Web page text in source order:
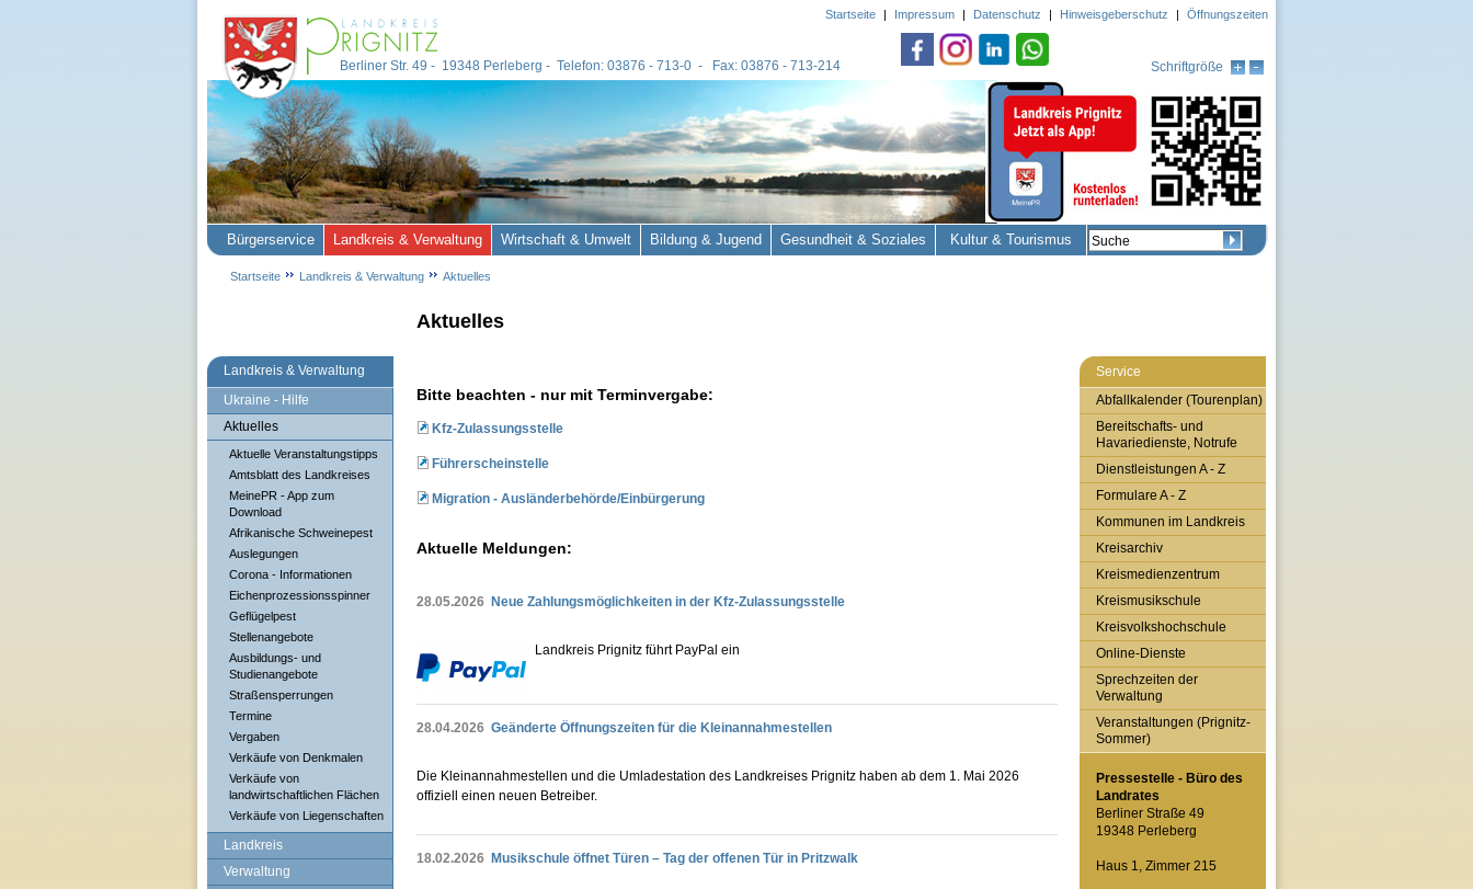
Landkreis & Verwaltung
Ukraine - Hilfe
Aktuelles
Aktuelle Veranstaltungstipps
Amtsblatt des Landkreises
MeinePR - App zum
Download
Afrikanische Schweinepest
Auslegungen
Corona - Informationen
Eichenprozessionsspinner
Geflügelpest
Stellenangebote
Ausbildungs- und
Studienangebote
Straßensperrungen
Termine
Vergaben
Verkäufe von Denkmalen
Verkäufe von
landwirtschaftlichen Flächen
Verkäufe von Liegenschaften
Landkreis
Verwaltung
Aktuelles
Bitte beachten - nur mit Terminvergabe:
Kfz-Zulassungsstelle
Führerscheinstelle
Migration - Ausländerbehörde/Einbürgerung
Aktuelle Meldungen:
28.05.2026 Neue Zahlungsmöglichkeiten in der Kfz-Zulassungsstelle
Landkreis Prignitz führt PayPal ein
28.04.2026 Geänderte Öffnungszeiten für die Kleinannahmestellen
Die Kleinannahmestellen und die Umladestation des Landkreises Prignitz haben ab dem 1. Mai 2026
offiziell einen neuen Betreiber.
18.02.2026 Musikschule öffnet Türen – Tag der offenen Tür in Pritzwalk
Service
Abfallkalender (Tourenplan)
Bereitschafts- und
Havariedienste, Notrufe
Dienstleistungen A - Z
Formulare A - Z
Kommunen im Landkreis
Kreisarchiv
Kreismedienzentrum
Kreismusikschule
Kreisvolkshochschule
Online-Dienste
Sprechzeiten der
Verwaltung
Veranstaltungen (Prignitz-
Sommer)
Pressestelle - Büro des
Landrates
Berliner Straße 49
19348 Perleberg
Haus 1, Zimmer 215
Berliner Str. 49 - 19348 Perleberg - Telefon: 03876 - 713-0 - Fax: 03876 - 713-214 Schriftgröße
Startseite | Impressum | Datenschutz | Hinweisgeberschutz | Öffnungszeiten
Bürgerservice Landkreis & Verwaltung Wirtschaft & Umwelt Bildung & Jugend Gesundheit & Soziales Kultur & Tourismus
Startseite Landkreis & Verwaltung Aktuelles